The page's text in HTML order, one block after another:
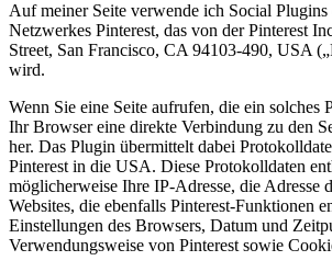
Auf meiner Seite verwende ich Social Plugins
Netzwerkes Pinterest, das von der Pinterest
Street, San Francisco, CA 94103-490, USA
wird.
Wenn Sie eine Seite aufrufen, die ein solches
Ihr Browser eine direkte Verbindung zu den
her. Das Plugin übermittelt dabei
Pinterest in die USA. Diese Protokolldaten
möglicherweise Ihre IP-Adresse, die Adresse
Websites, die ebenfalls Pinterest-Funktionen
Einstellungen des Browsers, Datum und
Verwendungsweise von Pinterest sowie